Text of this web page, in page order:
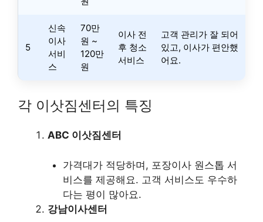
5
신속
이사
서비
스
70만
원 ~
120만
원
이사 전
후 청소
서비스
고객 관리가 잘 되어
있고, 이사가 편안했
어요.
각 이삿짐센터의 특징
ABC 이삿짐센터
가격대가 적당하며, 포장이사 원스톱 서
비스를 제공해요. 고객 서비스도 우수하
다는 평이 많아요.
강남이사센터